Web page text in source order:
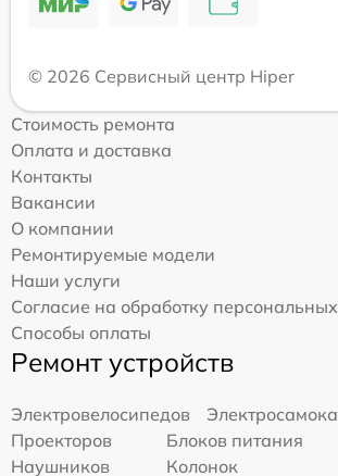
© 2026 Сервисный центр Hiper
Стоимость ремонта
Оплата и доставка
Контакты
Вакансии
О компании
Ремонтируемые модели
Наши услуги
Согласие на обработку
Способы оплаты
Ремонт устройств
Электровелосипедов
Проекторов
Блоков питания
Наушников
Колонок